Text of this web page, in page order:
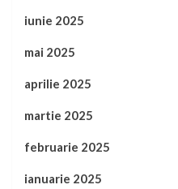
iunie 2025
mai 2025
aprilie 2025
martie 2025
februarie 2025
ianuarie 2025